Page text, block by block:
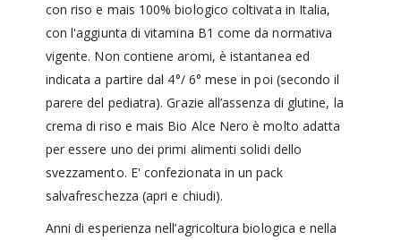
con riso e mais 100% biologico coltivata in Italia,
con l'aggiunta di vitamina B1 come da normativa
vigente. Non contiene aromi, è istantanea ed
indicata a partire dal 4°/ 6° mese in poi (secondo il
parere del pediatra). Grazie all’assenza di glutine, la
crema di riso e mais Bio Alce Nero è molto adatta
per essere uno dei primi alimenti solidi dello
svezzamento. E' confezionata in un pack
salvafreschezza (apri e chiudi).
Anni di esperienza nell’agricoltura biologica e nella